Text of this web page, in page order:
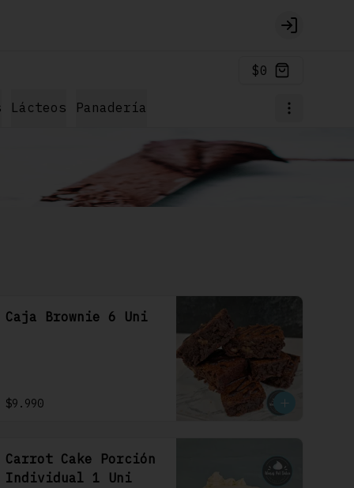
Login
$0
Lácteos Panadería
Caja Brownie 6 Uni
$9.990
Carrot Cake Porción
Individual 1 Uni